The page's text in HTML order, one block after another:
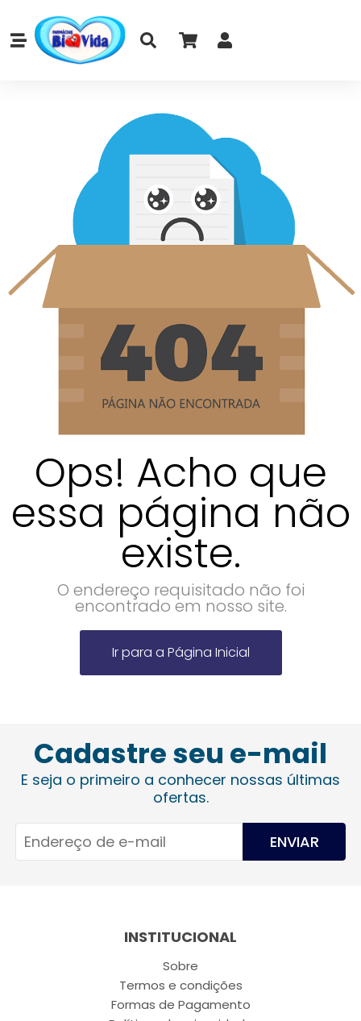
Ops! Acho que
essa página não
existe.
O endereço requisitado não foi
encontrado em nosso site.
Ir para a Página Inicial
Cadastre seu e-mail
E seja o primeiro a conhecer nossas últimas
ofertas.
ENVIAR
INSTITUCIONAL
Sobre
Termos e condições
Formas de Pagamento